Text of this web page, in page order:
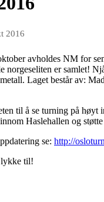
2016
avholdes NM for
norgeseliten er samlet!
Laget består av:
til å se turning på høyt
Haslehallen og
se: http://
lykke til!